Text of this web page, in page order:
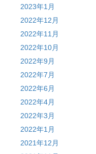
2023年1月
2022年12月
2022年11月
2022年10月
2022年9月
2022年7月
2022年6月
2022年4月
2022年3月
2022年1月
2021年12月